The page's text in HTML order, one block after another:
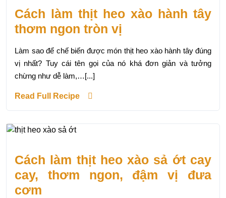
Cách làm thịt heo xào hành tây
thơm ngon tròn vị
Làm sao để chế biến được món thịt heo xào hành tây đúng
vị nhất? Tuy cái tên gọi của nó khá đơn giản và tưởng
chừng như dễ làm,…[...]
Read Full Recipe
Cách làm thịt heo xào sả ớt cay
cay, thơm ngon, đậm vị đưa
cơm